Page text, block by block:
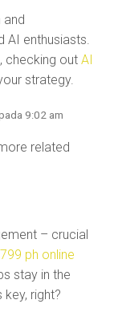
and
AI enthusiasts.
checking out AI
strategy.
9:02 am
related
– crucial
ph online
stay in the
right?